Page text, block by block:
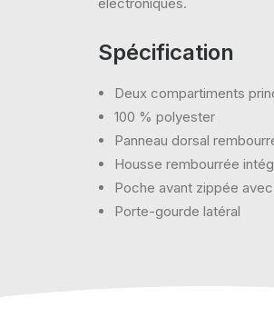
Spécification
Deux compartiments
100 % polyester
Panneau dorsal
Housse rembourrée
Poche avant zippée
Porte-gourde latéral